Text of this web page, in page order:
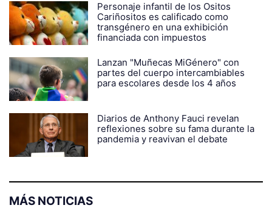
Personaje infantil de los Ositos
Cariñositos es calificado como
transgénero en una exhibición
financiada con impuestos
Lanzan "Muñecas MiGénero" con
partes del cuerpo intercambiables
para escolares desde los 4 años
Diarios de Anthony Fauci revelan
reflexiones sobre su fama durante la
pandemia y reavivan el debate
MÁS NOTICIAS